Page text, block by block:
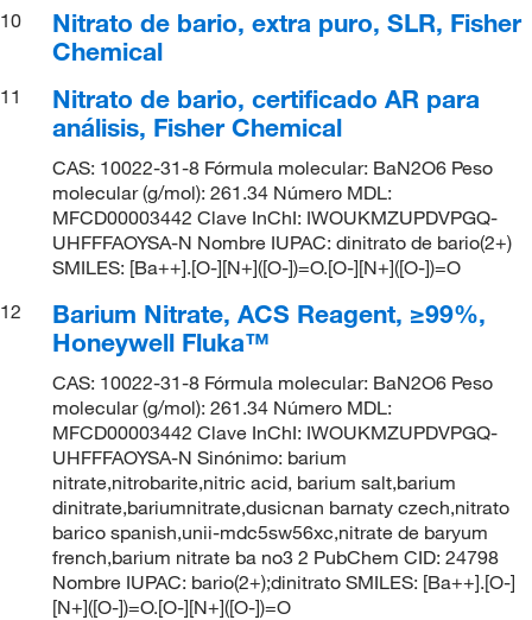
10
Nitrato de bario, extra puro, SLR, Fisher
Chemical
11
Nitrato de bario, certificado AR para
análisis, Fisher Chemical
CAS: 10022-31-8 Fórmula molecular: BaN2O6 Peso
molecular (g/mol): 261.34 Número MDL:
MFCD00003442 Clave InChI: IWOUKMZUPDVPGQ-
UHFFFAOYSA-N Nombre IUPAC: dinitrato de bario(2+)
SMILES: [Ba++].[O-][N+]([O-])=O.[O-][N+]([O-])=O
12
Barium Nitrate, ACS Reagent, ≥99%,
Honeywell Fluka™
CAS: 10022-31-8 Fórmula molecular: BaN2O6 Peso
molecular (g/mol): 261.34 Número MDL:
MFCD00003442 Clave InChI: IWOUKMZUPDVPGQ-
UHFFFAOYSA-N Sinónimo: barium
nitrate,nitrobarite,nitric acid, barium salt,barium
dinitrate,bariumnitrate,dusicnan barnaty czech,nitrato
barico spanish,unii-mdc5sw56xc,nitrate de baryum
french,barium nitrate ba no3 2 PubChem CID: 24798
Nombre IUPAC: bario(2+);dinitrato SMILES: [Ba++].[O-]
[N+]([O-])=O.[O-][N+]([O-])=O